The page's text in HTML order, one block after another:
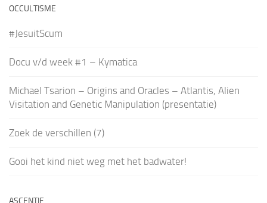
OCCULTISME
#JesuitScum
Docu v/d week #1 – Kymatica
Michael Tsarion – Origins and Oracles – Atlantis, Alien
Visitation and Genetic Manipulation (presentatie)
Zoek de verschillen (7)
Gooi het kind niet weg met het badwater!